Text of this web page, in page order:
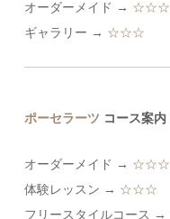
オーダーメイド → ☆☆☆
ギャラリー → ☆☆☆
ポーセラーツ コース案内
オーダーメイド → ☆☆☆
体験レッスン → ☆☆☆
フリースタイルコース →